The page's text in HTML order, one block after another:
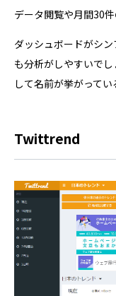
データ閲覧や月間30
ダッシュボードがシ
も分析がしやすいで
して名前が挙がってい
Twittrend